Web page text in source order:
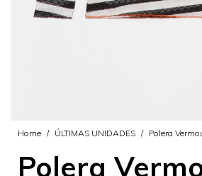
Home / ÚLTIMAS UNIDADES / Polera
Polera